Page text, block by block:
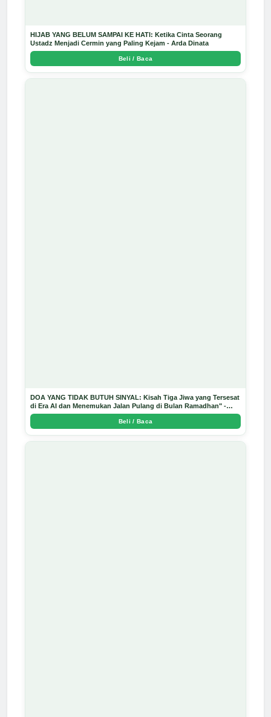
HIJAB YANG BELUM SAMPAI KE HATI: Ketika Cinta Seorang
Ustadz Menjadi Cermin yang Paling Kejam - Arda Dinata
Beli / Baca
DOA YANG TIDAK BUTUH SINYAL: Kisah Tiga Jiwa yang Tersesat
di Era AI dan Menemukan Jalan Pulang di Bulan Ramadhan" -
Arda Dinata
Beli / Baca